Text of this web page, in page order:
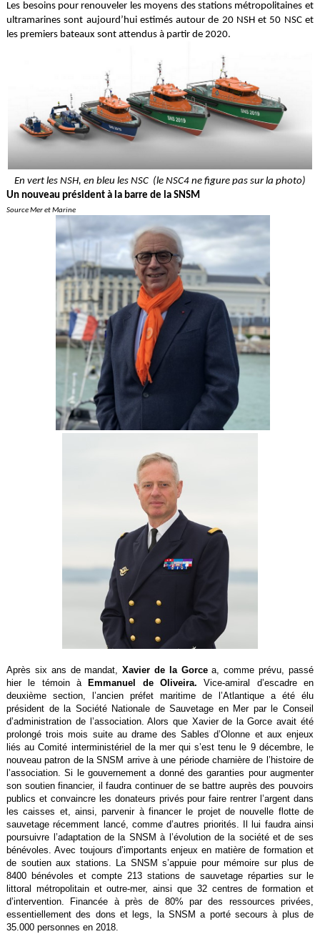
Les besoins pour renouveler les moyens des stations métropolitaines et
ultramarines sont aujourd’hui estimés autour de 20 NSH et 50 NSC et
les premiers bateaux sont attendus à partir de 2020.
En vert les NSH, en bleu les NSC (le NSC4 ne figure pas sur la photo)
Un nouveau président à la barre de la SNSM
Source Mer et Marine
Après six ans de mandat,Xavier de la Gorcea, comme prévu, passé
hier le témoin à
Emmanuel de Oliveira. Vice-amiral d’escadre en
deuxième section, l’ancien préfet maritime de l’Atlantique a été élu
président de la Société Nationale de Sauvetage en Mer par le Conseil
d’administration de l’association. Alors que Xavier de la Gorce avait été
prolongé trois mois suite au drame des Sables d’Olonne et aux enjeux
liés au Comité interministériel de la mer qui s’est tenu le 9 décembre, le
nouveau patron de la SNSM arrive à une période charnière de l’histoire de
l’association. Si le gouvernement a donné des garanties pour augmenter
son soutien financier, il faudra continuer de se battre auprès des pouvoirs
publics et convaincre les donateurs privés pour faire rentrer l’argent dans
les caisses et, ainsi, parvenir à financer le projet de nouvelle flotte de
sauvetage récemment lancé, comme d’autres priorités. Il lui faudra ainsi
poursuivre l’adaptation de la SNSM à l’évolution de la société et de ses
bénévoles. Avec toujours d’importants enjeux en matière de formation et
de soutien aux stations. La SNSM s’appuie pour mémoire sur plus de
8400 bénévoles et compte 213 stations de sauvetage réparties sur le
littoral métropolitain et outre-mer, ainsi que 32 centres de formation et
d’intervention. Financée à près de 80% par des ressources privées,
essentiellement des dons et legs, la SNSM a porté secours à plus de
35.000 personnes en 2018.